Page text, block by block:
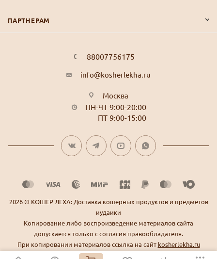
ПАРТНЕРАМ
88007756175
info@kosherlekha.ru
Москва
ПН-ЧТ 9:00-20:00
ПТ 9:00-15:00
2026 © КОШЕР ЛЕХА: Доставка кошерных продуктов и предметов
иудаики
Копирование либо воспроизведение материалов сайта
допускается только с согласия правообладателя.
При копировании материалов ссылка на сайт kosherlekha.ru
является обязательной.